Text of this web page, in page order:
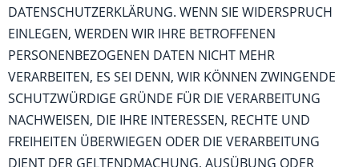
DATENSCHUTZERKLÄRUNG. WENN SIE WIDERSPRUCH
EINLEGEN, WERDEN WIR IHRE BETROFFENEN
PERSONENBEZOGENEN DATEN NICHT MEHR
VERARBEITEN, ES SEI DENN, WIR KÖNNEN ZWINGENDE
SCHUTZWÜRDIGE GRÜNDE FÜR DIE VERARBEITUNG
NACHWEISEN, DIE IHRE INTERESSEN, RECHTE UND
FREIHEITEN ÜBERWIEGEN ODER DIE VERARBEITUNG
DIENT DER GELTENDMACHUNG, AUSÜBUNG ODER